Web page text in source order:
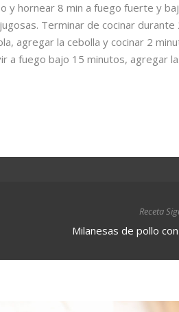
y hornear 8 min a fuego fuerte y
Terminar de cocinar durante
agregar la cebolla y cocinar 2
a fuego bajo 15 minutos, agregar
Receta
Milanesas de pollo